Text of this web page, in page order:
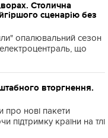
Столична
сценарію без
опалювальний сезон
що
вторгнення.
нові пакети
підтримку країни на тлі